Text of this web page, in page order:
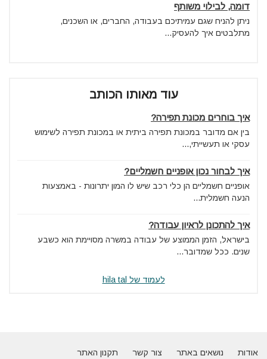
דומה, לבילוי משותף
ניתן להניח שגם עמיתיכם בעבודה, החברים, או השכנים,
מתלבטים איך להעסיק...
עוד מאותו הכותב
איך בוחרים מכונת תפירה?
בין אם מדובר במכונת תפירה ביתית או במכונת תפירה לשימוש
עסקי או תעשייתי,...
איך לבחור נכון אופניים חשמליים?
אופניים חשמליים הן כלי רכב שיש לו המון יתרונות - באמצעות
הנעה חשמלית...
איך להתכונן לראיון עבודה?
בישראל, הזמן הממוצע של עבודה במשרה מסויימת הוא כשבע
שנים. ככל שמדובר...
לעמוד של hila tal
אודות נושאים באתר צור קשר
תקנון האתר